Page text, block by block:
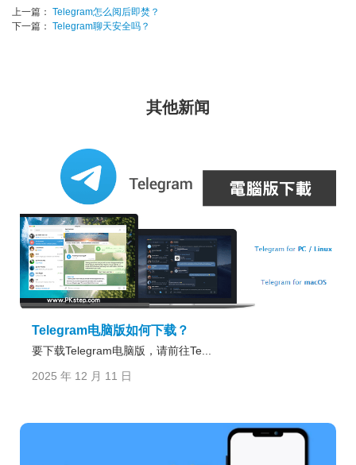
上一篇： Telegram怎么阅后即焚？
下一篇： Telegram聊天安全吗？
其他新闻
Telegram电脑版如何下载？
要下载Telegram电脑版，请前往Te...
2025 年 12 月 11 日